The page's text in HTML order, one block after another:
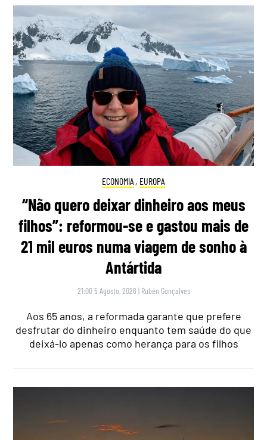
ECONOMIA , EUROPA
“Não quero deixar dinheiro aos meus
filhos”: reformou-se e gastou mais de
21 mil euros numa viagem de sonho à
Antártida
21:00 5 Agosto, 2026 | Rubén Gonçalves
Aos 65 anos, a reformada garante que prefere
desfrutar do dinheiro enquanto tem saúde do que
deixá-lo apenas como herança para os filhos